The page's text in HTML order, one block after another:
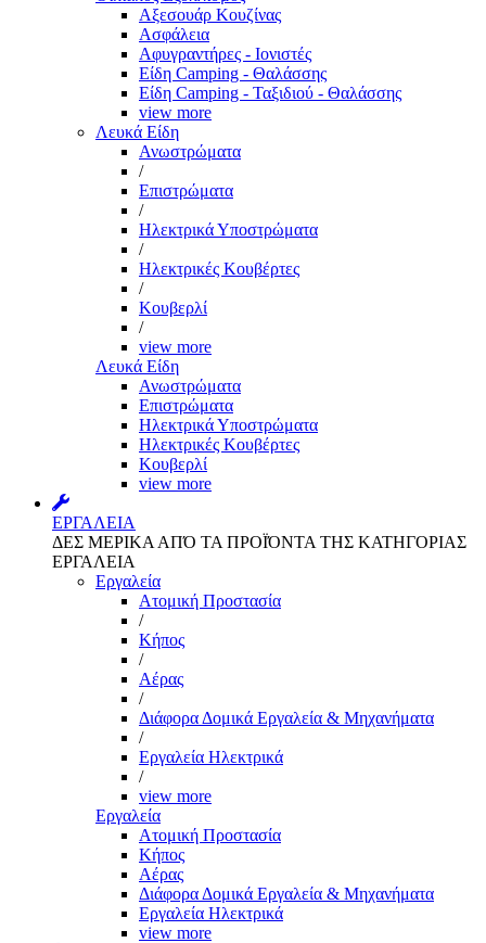
Αξεσουάρ Κουζίνας
Ασφάλεια
Αφυγραντήρες - Ιονιστές
Είδη Camping - Θαλάσσης
Είδη Camping - Ταξιδιού - Θαλάσσης
view more
Λευκά Είδη
Ανωστρώματα
/
Επιστρώματα
/
Ηλεκτρικά Υποστρώματα
/
Ηλεκτρικές Κουβέρτες
/
Κουβερλί
/
view more
Λευκά Είδη
Ανωστρώματα
Επιστρώματα
Ηλεκτρικά Υποστρώματα
Ηλεκτρικές Κουβέρτες
Κουβερλί
view more
ΕΡΓΑΛΕΙΑ
ΔΕΣ ΜΕΡΙΚΑ ΑΠΌ ΤΑ ΠΡΟΪΌΝΤΑ ΤΗΣ ΚΑΤΗΓΟΡΙΑΣ
ΕΡΓΑΛΕΙΑ
Εργαλεία
Aτομική Προστασία
/
Kήπος
/
Αέρας
/
Διάφορα Δομικά Εργαλεία & Μηχανήματα
/
Εργαλεία Ηλεκτρικά
/
view more
Εργαλεία
Aτομική Προστασία
Kήπος
Αέρας
Διάφορα Δομικά Εργαλεία & Μηχανήματα
Εργαλεία Ηλεκτρικά
view more